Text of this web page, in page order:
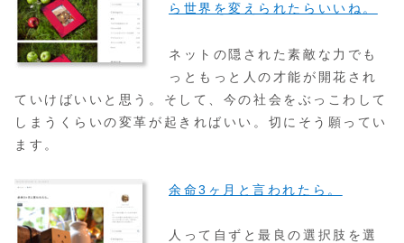
ら世界を変えられたらいいね。
ネットの隠された素敵な力でも
っともっと人の才能が開花され
ていけばいいと思う。そして、今の社会をぶっこわして
しまうくらいの変革が起きればいい。切にそう願ってい
ます。
余命3ヶ月と言われたら。
人って自ずと最良の選択肢を選